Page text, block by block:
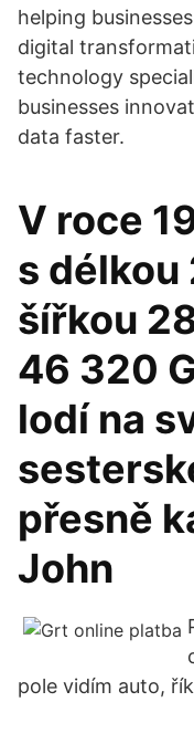
helping
digital
technology
businesses
data faster.
V roce
s délkou
šířkou
46 320
lodí na
přesně
John
pole vidím auto,